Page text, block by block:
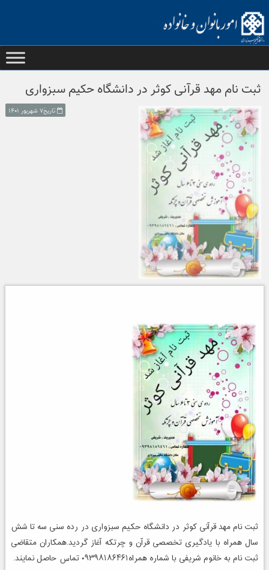
to
content
ثبت نام مهد قرآنی کوثر در دانشگاه حکیم سبزواری
تاریخ۷ شهریور ۱۴۰۱
ثبت نام مهد قرآنی کوثر در دانشگاه حکیم سبزواری در رده سنی سه تا شش
سال همراه با یادگیری تخصصی قرآن و چرتکه آغاز گردید.همکاران متقاضی
ثبت نام به خانوم شریفی با شماره همراه۰۹۳۹۸۱۸۶۴۶۱ تماس حاصل نمایند.